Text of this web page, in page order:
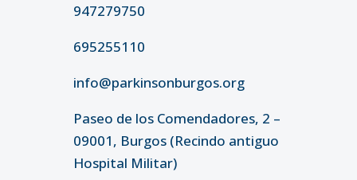
947279750
695255110
info@parkinsonburgos.org
Paseo de los Comendadores, 2 –
09001, Burgos (Recindo antiguo
Hospital Militar)